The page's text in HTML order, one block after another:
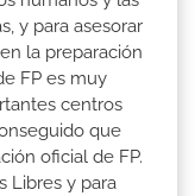
y para asesorar
la preparación
FP es muy
centros
que
oficial de FP.
Libres y para